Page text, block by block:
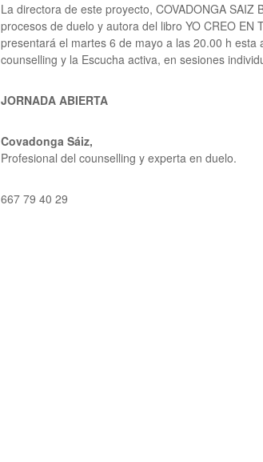
La directora de este proyecto, COVADONGA
procesos de duelo y autora del libro YO CREO
presentará el martes 6 de mayo a las 20.00 h
counselling y la Escucha activa, en sesiones
JORNADA ABIERTA
Covadonga Sáiz,
Profesional del counselling y experta en duelo.
667 79 40 29